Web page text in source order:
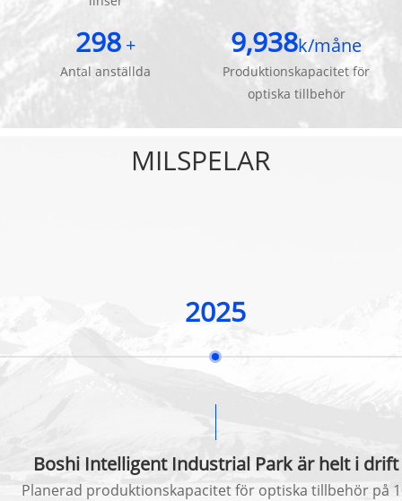
300 +
Antal anställda
10,000k/måne
Produktionskapacitet för
optiska tillbehör
MILSPELAR
2025
Boshi Intelligent Industrial Park är helt i drift
Planerad produktionskapacitet för optiska tillbehör på